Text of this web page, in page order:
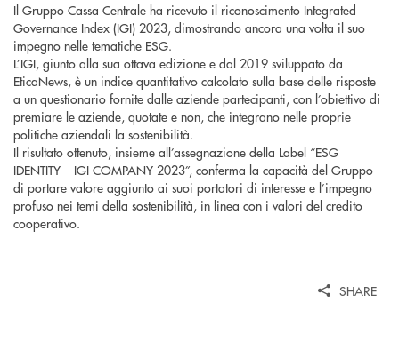
Il Gruppo Cassa Centrale ha ricevuto il riconoscimento Integrated
Governance Index (IGI) 2023, dimostrando ancora una volta il suo
impegno nelle tematiche ESG.
L’IGI, giunto alla sua ottava edizione e dal 2019 sviluppato da
EticaNews, è un indice quantitativo calcolato sulla base delle risposte
a un questionario fornite dalle aziende partecipanti, con l’obiettivo di
premiare le aziende, quotate e non, che integrano nelle proprie
politiche aziendali la sostenibilità.
Il risultato ottenuto, insieme all’assegnazione della Label “ESG
IDENTITY – IGI COMPANY 2023”, conferma la capacità del Gruppo
di portare valore aggiunto ai suoi portatori di interesse e l’impegno
profuso nei temi della sostenibilità, in linea con i valori del credito
cooperativo.
SHARE